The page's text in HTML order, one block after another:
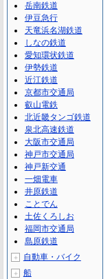
岳南鉄道
伊豆急行
天竜浜名湖鉄道
しなの鉄道
愛知環状鉄道
伊勢鉄道
近江鉄道
京都市交通局
叡山電鉄
北近畿タンゴ鉄道
泉北高速鉄道
大阪市交通局
神戸市交通局
神戸新交通
一畑電車
井原鉄道
ことでん
土佐くろしお
福岡市交通局
島原鉄道
＋ 自動車・バイク
＋ 船